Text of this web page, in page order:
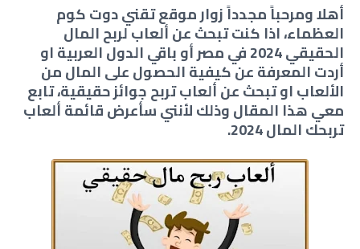
أهلا ومرحباً مجدداً زوار موقع تقني دوت كوم
العظماء، اذا كنت تبحث عن ألعاب لربح المال
الحقيقي 2024 في مصر أو باقي الدول العربية او
أردت المعرفة عن كيفية الحصول على المال من
الألعاب او تبحث عن ألعاب تربح جوائز حقيقية، تابع
معي هذا المقال وذلك لأنني سأعرض قائمة ألعاب
تربحك المال 2024.